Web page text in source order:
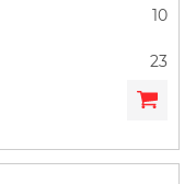
10
23